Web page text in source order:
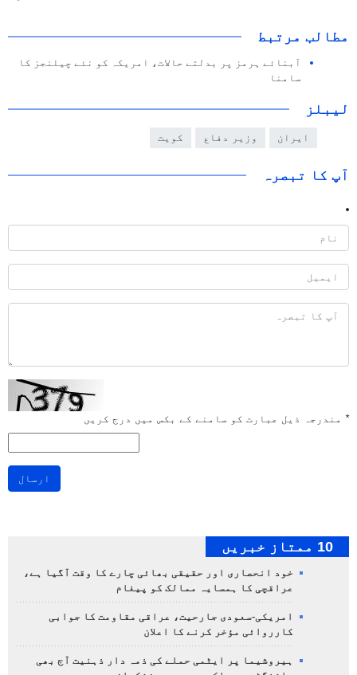
مطالب مرتبط
آبنائے ہرمز پر بدلتے حالات، امریکہ کو نئے چیلنجز کا
سامنا
لیبلز
ایران وزیر دفاع کویت
آپ کا تبصرہ
* مندرجہ ذیل عبارت کو سامنے کے بکس میں درج کریں
ارسال
10 ممتاز خبریں
خود انحصاری اور حقیقی بھائی چارے کا وقت آگیا ہے،
عراقچی کا ہمسایہ ممالک کو پیغام
امریکی-سعودی جارحیت، عراقی مقاومت کا جوابی
کارروائی مؤخر کرنے کا اعلان
ہیروشیما پر ایٹمی حملے کی ذمہ دار ذہنیت آج بھی